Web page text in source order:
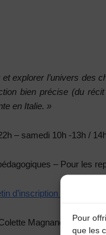
Pour
que les
explorer l’univers des
bien précise (du
en Italie. »
– samedi 10h -13h /
– Pour les
d’inscription ici.
Magnand-